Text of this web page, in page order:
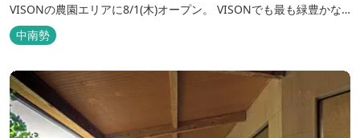
VISONの農園エリアに8/1(木)オープン。 VISONでも最も緑豊かな
農園エリアに建つHACIENDA VISON。 ホテル名
の“HACIENDA”は、スペイン語で荘園の主の館を...
中南勢